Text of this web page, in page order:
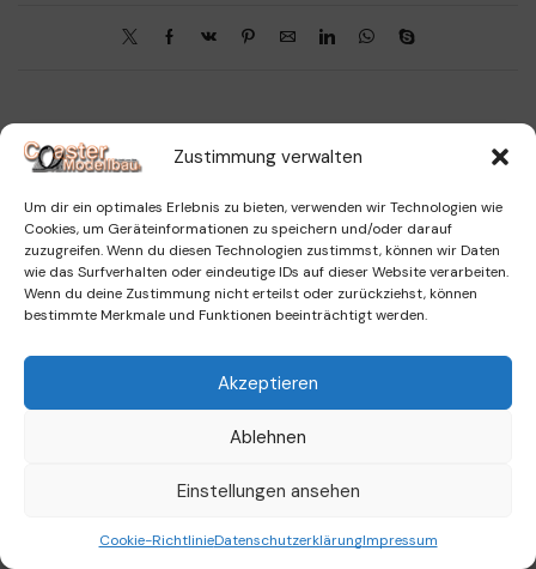
Zustimmung verwalten
Um dir ein optimales Erlebnis zu bieten, verwenden wir Technologien wie
Cookies, um Geräteinformationen zu speichern und/oder darauf
zuzugreifen. Wenn du diesen Technologien zustimmst, können wir Daten
wie das Surfverhalten oder eindeutige IDs auf dieser Website verarbeiten.
Wenn du deine Zustimmung nicht erteilst oder zurückziehst, können
bestimmte Merkmale und Funktionen beeinträchtigt werden.
Akzeptieren
Ablehnen
Einstellungen ansehen
Cookie-RichtlinieDatenschutzerklärungImpressum
Impressum|Datenschutzerklärung
Warenkorb